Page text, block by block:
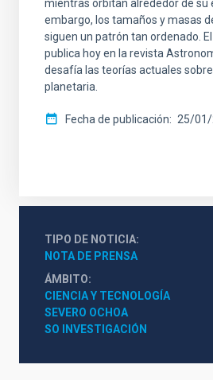
mientras orbitan alrededor de su
embargo, los tamaños y masas
siguen un patrón tan ordenado.
publica hoy en la revista
desafía las teorías actuales
planetaria.
Fecha de publicación 25/01/
TIPO DE NOTICIA
NOTA DE PRENSA
ÁMBITO
CIENCIA Y TECNOLOGÍA
SEVERO OCHOA
SO INVESTIGACIÓN